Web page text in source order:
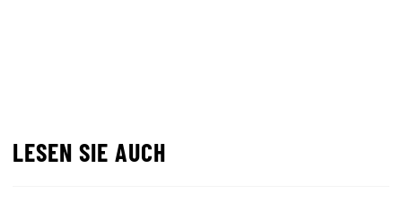
LESEN SIE AUCH